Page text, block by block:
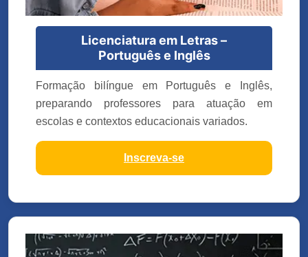
Licenciatura em Letras –
Português e Inglês
Formação bilíngue em Português e Inglês,
preparando professores para atuação em
escolas e contextos educacionais variados.
Inscreva-se